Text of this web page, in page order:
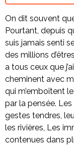
On dit souvent
Pourtant, depuis
suis jamais senti
des millions
a tous ceux que
cheminent avec
qui m’emboîtent
par la pensée.
gestes tendres,
les rivières, Les
contenues dans